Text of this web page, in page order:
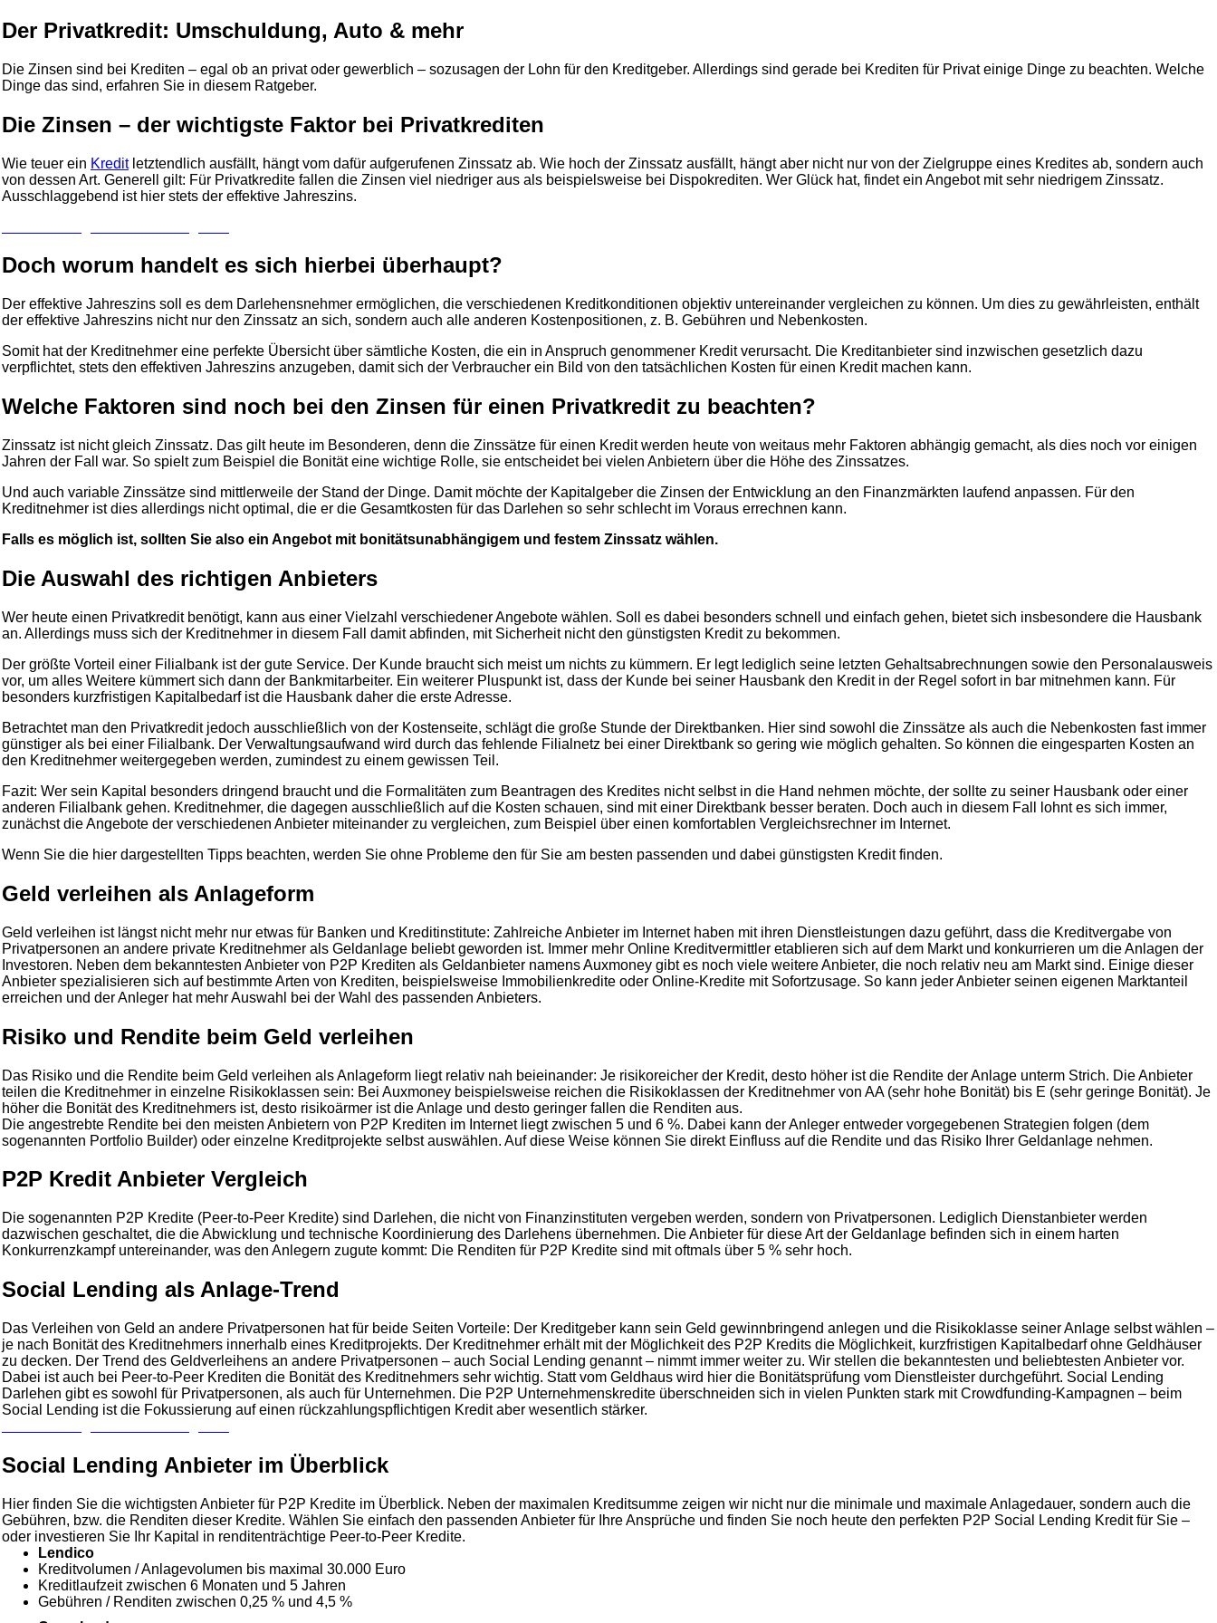
Der Privatkredit: Umschuldung, Auto & mehr
Die Zinsen sind bei Krediten – egal ob an privat oder gewerblich – sozusagen der Lohn für den Kreditgeber. Allerdings sind gerade bei Krediten für Privat einige Dinge zu beachten. Welche
Dinge das sind, erfahren Sie in diesem Ratgeber.
Die Zinsen – der wichtigste Faktor bei Privatkrediten
Wie teuer ein Kreditletztendlich ausfällt, hängt vom dafür aufgerufenen Zinssatz ab. Wie hoch der Zinssatz ausfällt, hängt aber nicht nur von der Zielgruppe eines Kredites ab, sondern auch
von dessen Art. Generell gilt: Für Privatkredite fallen die Zinsen viel niedriger aus als beispielsweise bei Dispokrediten. Wer Glück hat, findet ein Angebot mit sehr niedrigem Zinssatz.
Ausschlaggebend ist hier stets der effektive Jahreszins.
Doch worum handelt es sich hierbei überhaupt?
Der effektive Jahreszins soll es dem Darlehensnehmer ermöglichen, die verschiedenen Kreditkonditionen objektiv untereinander vergleichen zu können. Um dies zu gewährleisten, enthält
der effektive Jahreszins nicht nur den Zinssatz an sich, sondern auch alle anderen Kostenpositionen, z. B. Gebühren und Nebenkosten.
Somit hat der Kreditnehmer eine perfekte Übersicht über sämtliche Kosten, die ein in Anspruch genommener Kredit verursacht. Die Kreditanbieter sind inzwischen gesetzlich dazu
verpflichtet, stets den effektiven Jahreszins anzugeben, damit sich der Verbraucher ein Bild von den tatsächlichen Kosten für einen Kredit machen kann.
Welche Faktoren sind noch bei den Zinsen für einen Privatkredit zu beachten?
Zinssatz ist nicht gleich Zinssatz. Das gilt heute im Besonderen, denn die Zinssätze für einen Kredit werden heute von weitaus mehr Faktoren abhängig gemacht, als dies noch vor einigen
Jahren der Fall war. So spielt zum Beispiel die Bonität eine wichtige Rolle, sie entscheidet bei vielen Anbietern über die Höhe des Zinssatzes.
Und auch variable Zinssätze sind mittlerweile der Stand der Dinge. Damit möchte der Kapitalgeber die Zinsen der Entwicklung an den Finanzmärkten laufend anpassen. Für den
Kreditnehmer ist dies allerdings nicht optimal, die er die Gesamtkosten für das Darlehen so sehr schlecht im Voraus errechnen kann.
Falls es möglich ist, sollten Sie also ein Angebot mit bonitätsunabhängigem und festem Zinssatz wählen.
Die Auswahl des richtigen Anbieters
Wer heute einen Privatkredit benötigt, kann aus einer Vielzahl verschiedener Angebote wählen. Soll es dabei besonders schnell und einfach gehen, bietet sich insbesondere die Hausbank
an. Allerdings muss sich der Kreditnehmer in diesem Fall damit abfinden, mit Sicherheit nicht den günstigsten Kredit zu bekommen.
Der größte Vorteil einer Filialbank ist der gute Service. Der Kunde braucht sich meist um nichts zu kümmern. Er legt lediglich seine letzten Gehaltsabrechnungen sowie den Personalausweis
vor, um alles Weitere kümmert sich dann der Bankmitarbeiter. Ein weiterer Pluspunkt ist, dass der Kunde bei seiner Hausbank den Kredit in der Regel sofort in bar mitnehmen kann. Für
besonders kurzfristigen Kapitalbedarf ist die Hausbank daher die erste Adresse.
Betrachtet man den Privatkredit jedoch ausschließlich von der Kostenseite, schlägt die große Stunde der Direktbanken. Hier sind sowohl die Zinssätze als auch die Nebenkosten fast immer
günstiger als bei einer Filialbank. Der Verwaltungsaufwand wird durch das fehlende Filialnetz bei einer Direktbank so gering wie möglich gehalten. So können die eingesparten Kosten an
den Kreditnehmer weitergegeben werden, zumindest zu einem gewissen Teil.
Fazit: Wer sein Kapital besonders dringend braucht und die Formalitäten zum Beantragen des Kredites nicht selbst in die Hand nehmen möchte, der sollte zu seiner Hausbank oder einer
anderen Filialbank gehen. Kreditnehmer, die dagegen ausschließlich auf die Kosten schauen, sind mit einer Direktbank besser beraten. Doch auch in diesem Fall lohnt es sich immer,
zunächst die Angebote der verschiedenen Anbieter miteinander zu vergleichen, zum Beispiel über einen komfortablen Vergleichsrechner im Internet.
Wenn Sie die hier dargestellten Tipps beachten, werden Sie ohne Probleme den für Sie am besten passenden und dabei günstigsten Kredit finden.
Geld verleihen als Anlageform
Geld verleihen ist längst nicht mehr nur etwas für Banken und Kreditinstitute: Zahlreiche Anbieter im Internet haben mit ihren Dienstleistungen dazu geführt, dass die Kreditvergabe von
Privatpersonen an andere private Kreditnehmer als Geldanlage beliebt geworden ist. Immer mehr Online Kreditvermittler etablieren sich auf dem Markt und konkurrieren um die Anlagen der
Investoren. Neben dem bekanntesten Anbieter von P2P Krediten als Geldanbieter namens Auxmoney gibt es noch viele weitere Anbieter, die noch relativ neu am Markt sind. Einige dieser
Anbieter spezialisieren sich auf bestimmte Arten von Krediten, beispielsweise Immobilienkredite oder Online-Kredite mit Sofortzusage. So kann jeder Anbieter seinen eigenen Marktanteil
erreichen und der Anleger hat mehr Auswahl bei der Wahl des passenden Anbieters.
Risiko und Rendite beim Geld verleihen
Das Risiko und die Rendite beim Geld verleihen als Anlageform liegt relativ nah beieinander: Je risikoreicher der Kredit, desto höher ist die Rendite der Anlage unterm Strich. Die Anbieter
teilen die Kreditnehmer in einzelne Risikoklassen sein: Bei Auxmoney beispielsweise reichen die Risikoklassen der Kreditnehmer von AA (sehr hohe Bonität) bis E (sehr geringe Bonität). Je
höher die Bonität des Kreditnehmers ist, desto risikoärmer ist die Anlage und desto geringer fallen die Renditen aus.
Die angestrebte Rendite bei den meisten Anbietern von P2P Krediten im Internet liegt zwischen 5 und 6 %. Dabei kann der Anleger entweder vorgegebenen Strategien folgen (dem
sogenannten Portfolio Builder) oder einzelne Kreditprojekte selbst auswählen. Auf diese Weise können Sie direkt Einfluss auf die Rendite und das Risiko Ihrer Geldanlage nehmen.
P2P Kredit Anbieter Vergleich
Die sogenannten P2P Kredite (Peer-to-Peer Kredite) sind Darlehen, die nicht von Finanzinstituten vergeben werden, sondern von Privatpersonen. Lediglich Dienstanbieter werden
dazwischen geschaltet, die die Abwicklung und technische Koordinierung des Darlehens übernehmen. Die Anbieter für diese Art der Geldanlage befinden sich in einem harten
Konkurrenzkampf untereinander, was den Anlegern zugute kommt: Die Renditen für P2P Kredite sind mit oftmals über 5 % sehr hoch.
Social Lending als Anlage-Trend
Das Verleihen von Geld an andere Privatpersonen hat für beide Seiten Vorteile: Der Kreditgeber kann sein Geld gewinnbringend anlegen und die Risikoklasse seiner Anlage selbst wählen –
je nach Bonität des Kreditnehmers innerhalb eines Kreditprojekts. Der Kreditnehmer erhält mit der Möglichkeit des P2P Kredits die Möglichkeit, kurzfristigen Kapitalbedarf ohne Geldhäuser
zu decken. Der Trend des Geldverleihens an andere Privatpersonen – auch Social Lending genannt – nimmt immer weiter zu. Wir stellen die bekanntesten und beliebtesten Anbieter vor.
Dabei ist auch bei Peer-to-Peer Krediten die Bonität des Kreditnehmers sehr wichtig. Statt vom Geldhaus wird hier die Bonitätsprüfung vom Dienstleister durchgeführt. Social Lending
Darlehen gibt es sowohl für Privatpersonen, als auch für Unternehmen. Die P2P Unternehmenskredite überschneiden sich in vielen Punkten stark mit Crowdfunding-Kampagnen – beim
Social Lending ist die Fokussierung auf einen rückzahlungspflichtigen Kredit aber wesentlich stärker.
Social Lending Anbieter im Überblick
Hier finden Sie die wichtigsten Anbieter für P2P Kredite im Überblick. Neben der maximalen Kreditsumme zeigen wir nicht nur die minimale und maximale Anlagedauer, sondern auch die
Gebühren, bzw. die Renditen dieser Kredite. Wählen Sie einfach den passenden Anbieter für Ihre Ansprüche und finden Sie noch heute den perfekten P2P Social Lending Kredit für Sie –
oder investieren Sie Ihr Kapital in renditenträchtige Peer-to-Peer Kredite.
Lendico
Kreditvolumen / Anlagevolumen bis maximal 30.000 Euro
Kreditlaufzeit zwischen 6 Monaten und 5 Jahren
Gebühren / Renditen zwischen 0,25 % und 4,5 %